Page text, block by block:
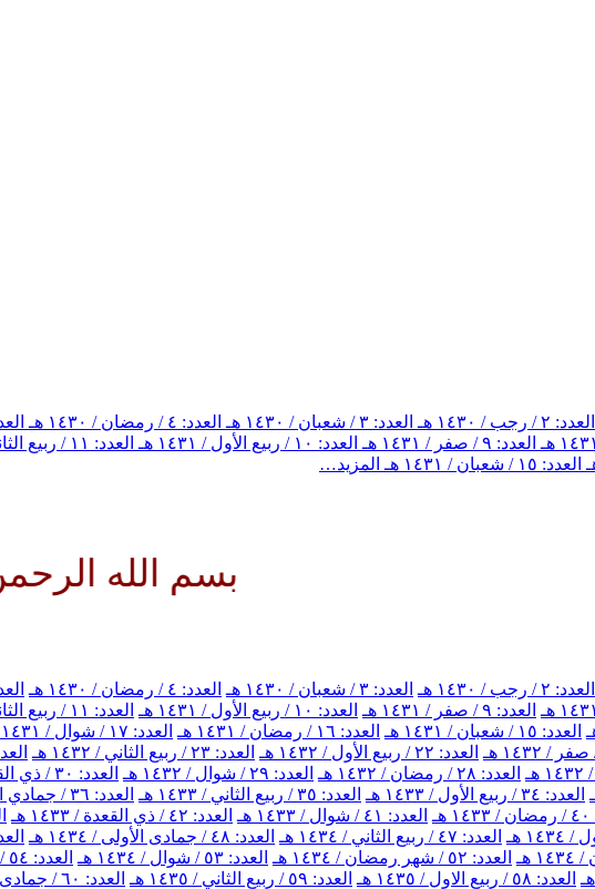
العدد: ٢ / رجب / ١٤٣٠ هـ العدد: ٣ / شعبان / ١٤٣٠ هـ العدد: ٤ / رمضان / ١٤٣٠ هـ العدد: ٥ /
العدد: ٩ / صفر / ١٤٣١ هـ العدد: ١٠ / ربيع الأول / ١٤٣١ هـ العدد: ١١ / ربيع الثاني / ١٤٣١ هـ
العدد: ١٥ / شعبان / ١٤٣١ هـ
المزيد…
بسم الله الرحمن
العدد: ٢ / رجب / ١٤٣٠ هـ العدد: ٣ / شعبان / ١٤٣٠ هـ العدد: ٤ / رمضان / ١٤٣٠ هـ العدد: ٥ /
العدد: ٩ / صفر / ١٤٣١ هـ العدد: ١٠ / ربيع الأول / ١٤٣١ هـ العدد: ١١ / ربيع الثاني / ١٤٣١ هـ
العدد: ١٥ / شعبان / ١٤٣١ هـ العدد: ١٦ / رمضان / ١٤٣١ هـ العدد: ١٧ / شوال / ١٤٣١ هـ
العدد: ٢٢ / ربيع الأول / ١٤٣٢ هـ العدد: ٢٣ / ربيع الثاني / ١٤٣٢ هـ العدد: ٢٤ / جمادي
العدد: ٢٨ / رمضان / ١٤٣٢ هـ العدد: ٢٩ / شوال / ١٤٣٢ هـ العدد: ٣٠ / ذي القعدة / ١٤٣٢ هـ
العدد: ٣٤ / ربيع الأول / ١٤٣٣ هـ العدد: ٣٥ / ربيع الثاني / ١٤٣٣ هـ العدد: ٣٦ / جمادي الأول / ١٤٣٣ هـ
العدد: ٤١ / شوال / ١٤٣٣ هـ العدد: ٤٢ / ذي القعدة / ١٤٣٣ هـ
العدد: ٤٧ / ربيع الثاني / ١٤٣٤ هـ العدد: ٤٨ / جمادى الأولى / ١٤٣٤ هـ العدد: ٤٩ /
العدد: ٥٢ / شهر رمضان / ١٤٣٤ هـ العدد: ٥٣ / شوال / ١٤٣٤ هـ العدد: ٥٤ / ذو القعدة / ١٤٣٤ هـ
العدد: ٥٨ / ربيع الاول / ١٤٣٥ هـ العدد: ٥٩ / ربيع الثاني / ١٤٣٥ هـ العدد: ٦٠ / جمادى الأولى / ١٤٣٥ هـ